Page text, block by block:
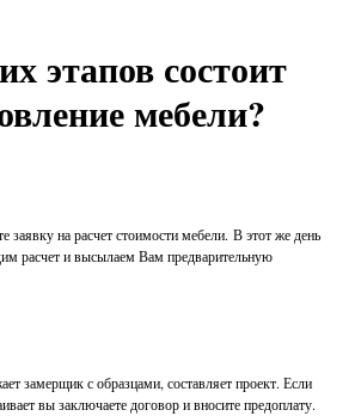
этапов состоит
мебели?
заявку на расчет стоимости мебели. В этот же день
расчет и высылаем Вам предварительную
замерщик с образцами, составляет проект. Если
вы заключаете договор и вносите предоплату.